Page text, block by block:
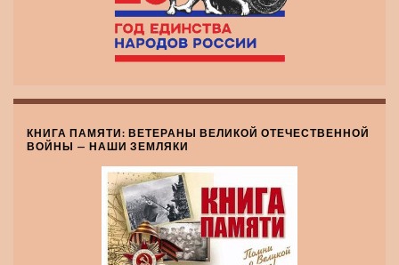
КНИГА ПАМЯТИ: ВЕТЕРАНЫ ВЕЛИКОЙ ОТЕЧЕСТВЕННОЙ
ВОЙНЫ — НАШИ ЗЕМЛЯКИ